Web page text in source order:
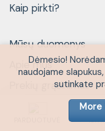
Kaip pirkti?
Mūsų duomenys
Apie mus
Prekių grąžinimas
Baldų montavimo
Dėmesio!
naudojame
sutinkate
More